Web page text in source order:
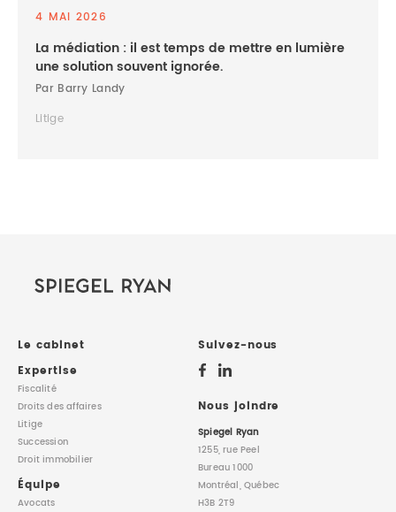
4 MAI 2026
La médiation : il est temps de mettre en lumière
une solution souvent ignorée.
Par Barry Landy
Litige
Le cabinet
Expertise
Fiscalité
Droits des affaires
Litige
Succession
Droit immobilier
Équipe
Avocats
Suivez-nous
Nous joindre
Spiegel Ryan
1255, rue Peel
Bureau 1000
Montréal, Québec
H3B 2T9